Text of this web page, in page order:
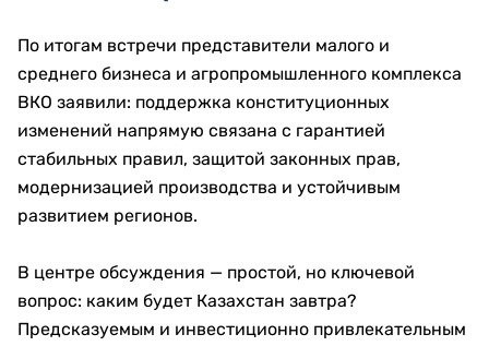
По итогам встречи представители малого и
среднего бизнеса и агропромышленного комплекса
ВКО заявили: поддержка конституционных
изменений напрямую связана с гарантией
стабильных правил, защитой законных прав,
модернизацией производства и устойчивым
развитием регионов.
В центре обсуждения — простой, но ключевой
вопрос: каким будет Казахстан завтра?
Предсказуемым и инвестиционно привлекательным